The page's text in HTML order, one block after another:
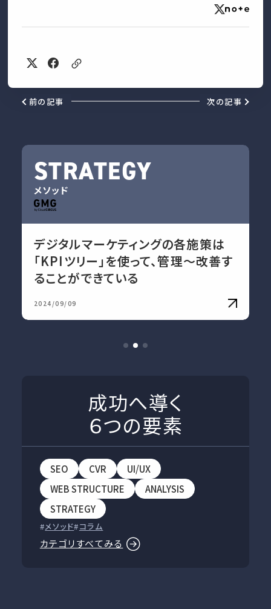
前の記事 次の記事
STRATEGY
メソッド
デジタルマーケティングの各施策は
「KPIツリー」を使って、管理〜改善す
ることができている
2024/09/09
成功へ導く
６つの要素
SEO CVR
UI/UX
WEB STRUCTURE
ANALYSIS
STRATEGY
メソッド コラム
カテゴリすべてみる